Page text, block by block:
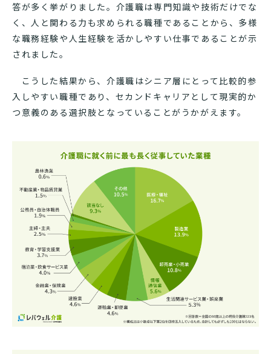
答が多く挙がりました。介護職は専門知識や技術だけでな
く、人と関わる力も求められる職種であることから、多様
な職務経験や人生経験を活かしやすい仕事であることが示
されました。
こうした結果から、介護職はシニア層にとって比較的参
入しやすい職種であり、セカンドキャリアとして現実的か
つ意義のある選択肢となっていることがうかがえます。